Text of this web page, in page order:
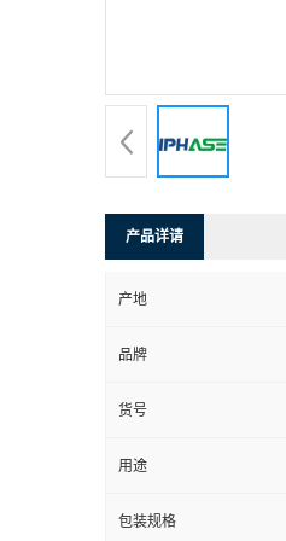
产品详请
产地
品牌
货号
用途
包装规格